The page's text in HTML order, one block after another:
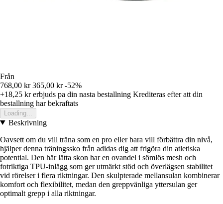
Från
768,00 kr 365,00 kr -52%
+18,25 krerbjuds pa din nasta bestallning Krediteras efter att din
bestallning har bekraftats
Loading...
Beskrivning
Oavsett om du vill träna som en pro eller bara vill förbättra din nivå,
hjälper denna träningssko från adidas dig att frigöra din atletiska
potential. Den här lätta skon har en ovandel i sömlös mesh och
fotriktiga TPU-inlägg som ger utmärkt stöd och överlägsen stabilitet
vid rörelser i flera riktningar. Den skulpterade mellansulan kombinerar
komfort och flexibilitet, medan den greppvänliga yttersulan ger
optimalt grepp i alla riktningar.